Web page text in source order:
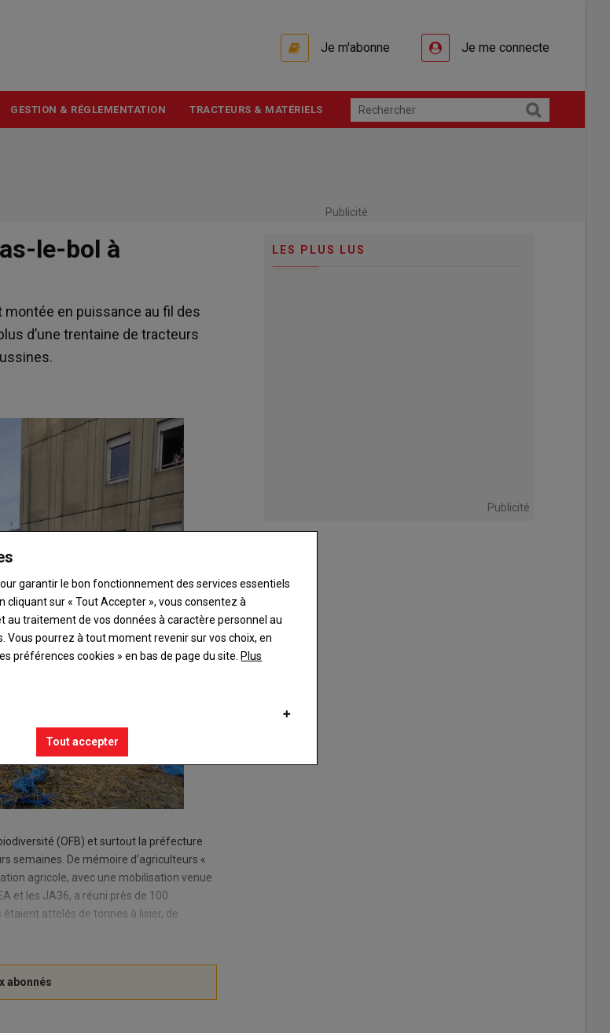
Je m'abonne Je me connecte
GESTION & RÉGLEMENTATION TRACTEURS & MATÉRIELS
Publicité
le-bol à
en puissance au fil des
d’une trentaine de tracteurs
(OFB) et surtout la préfecture
semaines. De mémoire d’agriculteurs «
agricole, avec une mobilisation venue
et les JA36, a réuni près de 100
attelés de tonnes à lisier, de
LES PLUS LUS
Publicité
garantir le bon fonctionnement des services essentiels
cliquant sur « Tout Accepter », vous consentez à
au traitement de vos données à caractère personnel au
Vous pourrez à tout moment revenir sur vos choix, en
préférences cookies » en bas de page du site.Plus
Tout accepter